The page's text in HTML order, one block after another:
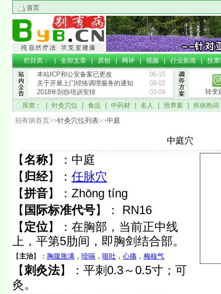
首页
栏目类： |全部文章|原创|网评|视频|行业新闻|投
本站ICP和公安备案已更改
06-15
关于开展上门经络调理服务的通知
08-02
2018年刮痧培训安排
03-09
转变
库类： | 针灸穴位 食品 中药材 名人 营养素 疾病热词
别有病首页>>针灸穴位列表>>中庭
中庭穴
【名称】： 中庭
【 归经】： 任脉穴
【拼音】： Zhōng tíng
【 国际标准代号】： RN16
【 定位】： 在胸部，当前正中线
上，平第5肋间，即胸剑结合部。
【主治】： 胸腹胀满 ， 噎嗝 ， 呕吐 ， 心痛 ， 梅核气
【刺灸法】：平刺0.3～0.5寸；可
灸。